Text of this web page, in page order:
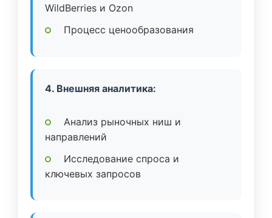
WildBerries и Ozon
Процесс ценообразования
4. Внешняя аналитика:
Анализ рыночных ниш и
направлений
Исследование спроса и
ключевых запросов